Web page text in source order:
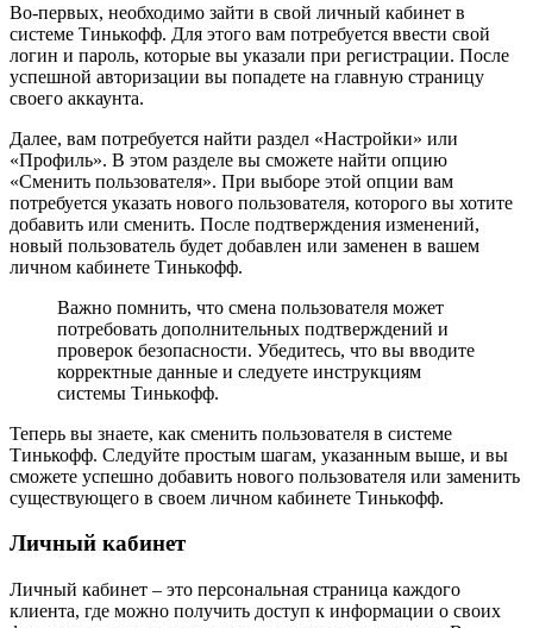
Во-первых, необходимо зайти в свой личный кабинет в
системе Тинькофф. Для этого вам потребуется ввести свой
логин и пароль, которые вы указали при регистрации. После
успешной авторизации вы попадете на главную страницу
своего аккаунта.
Далее, вам потребуется найти раздел «Настройки» или
«Профиль». В этом разделе вы сможете найти опцию
«Сменить пользователя». При выборе этой опции вам
потребуется указать нового пользователя, которого вы хотите
добавить или сменить. После подтверждения изменений,
новый пользователь будет добавлен или заменен в вашем
личном кабинете Тинькофф.
Важно помнить, что смена пользователя может
потребовать дополнительных подтверждений и
проверок безопасности. Убедитесь, что вы вводите
корректные данные и следуете инструкциям
системы Тинькофф.
Теперь вы знаете, как сменить пользователя в системе
Тинькофф. Следуйте простым шагам, указанным выше, и вы
сможете успешно добавить нового пользователя или заменить
существующего в своем личном кабинете Тинькофф.
Личный кабинет
Личный кабинет – это персональная страница каждого
клиента, где можно получить доступ к информации о своих